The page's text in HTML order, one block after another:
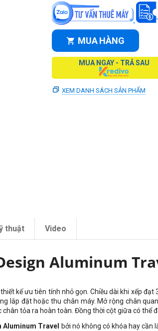
MUA HÀNG
MUA NGAY - TRẢ SAU
XEM DANH SÁCH SẢN PHẨM
thuật Video
Aluminum
kế ưu tiên tính nhỏ gọn. Chiều dài khi xếp
lắp đặt hoặc thu chân máy. Mở rộng chân
chân tỏa ra hoàn toàn . Đồng thời cột giữa có thể
Aluminum Travel
bởi nó không có khóa hay cần